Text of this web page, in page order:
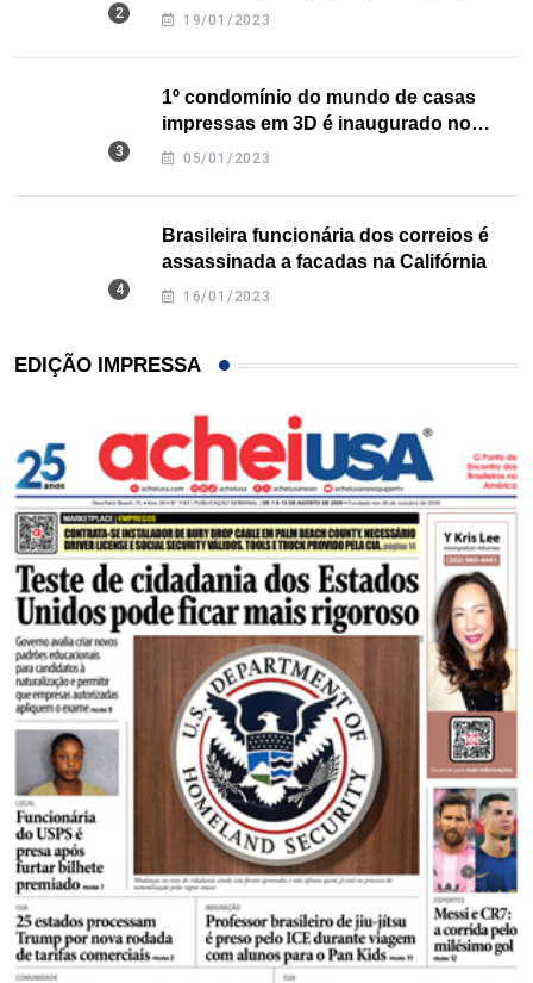
nos EUA
19/01/2023
1º condomínio do mundo de casas
impressas em 3D é inaugurado no
Texas
05/01/2023
Brasileira funcionária dos correios é
assassinada a facadas na Califórnia
16/01/2023
EDIÇÃO IMPRESSA